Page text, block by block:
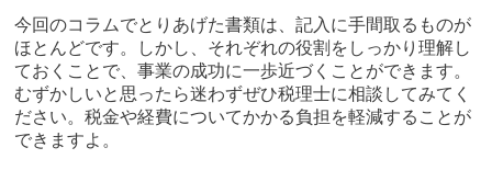
今回のコラムでとりあげた書類は、記入に手間取るものが
ほとんどです。しかし、それぞれの役割をしっかり理解し
ておくことで、事業の成功に一歩近づくことができます。
むずかしいと思ったら迷わずぜひ税理士に相談してみてく
ださい。税金や経費についてかかる負担を軽減することが
できますよ。